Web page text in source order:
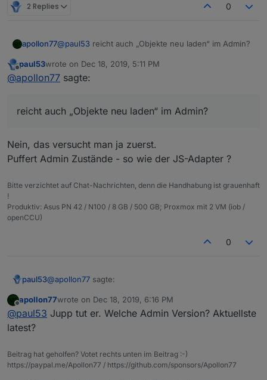
2 Replies 0
apollon77@paul53 reicht auch „Objekte neu laden“ im Admin?
Offline
paul53wrote on Dec 18, 2019, 5:11 PM
last edited by
@apollon77 sagte:
reicht auch „Objekte neu laden“ im Admin?
Nein, das versucht man ja zuerst.
Puffert Admin Zustände - so wie der JS-Adapter ?
Bitte verzichtet auf Chat-Nachrichten, denn die Handhabung ist grauenhaft
!
Produktiv: Asus PN 42 / N100 / 8 GB / 500 GB; Proxmox mit 2 VM (iob /
openCCU)
0
paul53@apollon77 sagte:
reicht auch „Objekte neu laden“ im Admin?
Puffert Admin Zustände - so wie der JS-Adapter ?
Offline
apollon77wrote on Dec 18, 2019, 6:16 PM
last edited by
@paul53 Jupp tut er. Welche Admin Version? Aktuellste
latest?
Beitrag hat geholfen? Votet rechts unten im Beitrag :-)
https://paypal.me/Apollon77 / https://github.com/sponsors/Apollon77